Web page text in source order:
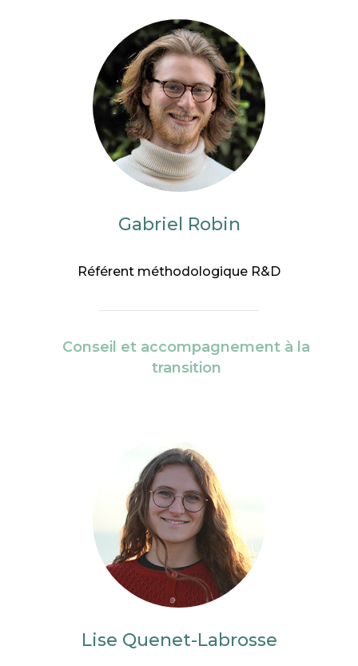
Gabriel Robin
Référent méthodologique R&D
Conseil et accompagnement à la
transition
Lise Quenet-Labrosse